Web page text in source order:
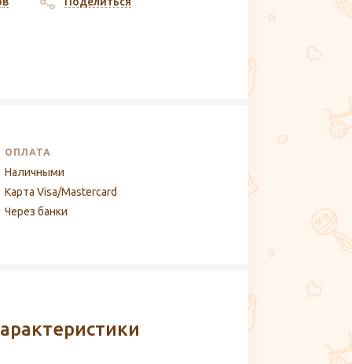
ОПЛАТА
Наличными
Карта Visa/Mastercard
Через банки